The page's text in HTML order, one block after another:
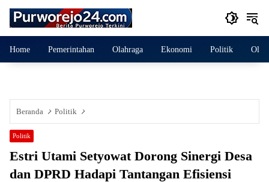
Home Pemerintahan Olahraga Ekonomi Politik Olah
Beranda Politik
Politik
Estri Utami Setyowat Dorong Sinergi Desa
dan DPRD Hadapi Tantangan Efisiensi